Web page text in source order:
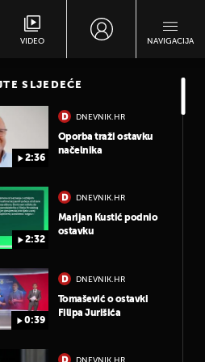
VIDEO NAVIGACIJA
SLJEDEĆE
2:36
DNEVNIK.HR
Oporba traži ostavku
načelnika
2:32
DNEVNIK.HR
Marijan Kustić podnio
ostavku
0:39
DNEVNIK.HR
Tomašević o ostavki
Filipa Jurišića